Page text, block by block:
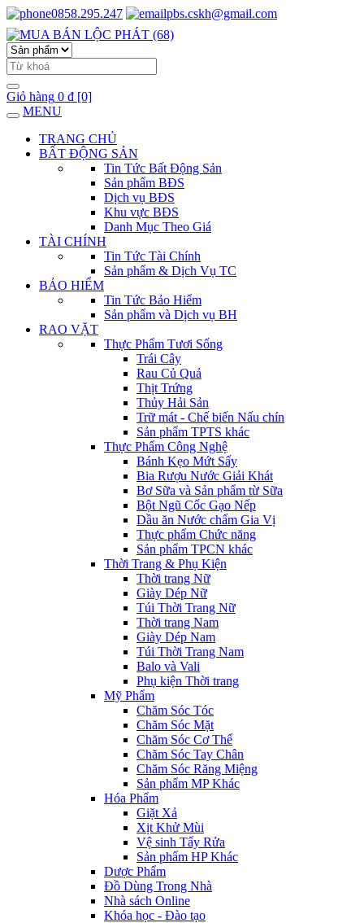
0858.295.247 pbs.cskh@gmail.com
Giỏ hàng 0 đ [0]
MENU
TRANG CHỦ
BẤT ĐỘNG SẢN
Tin Tức Bất Động Sản
Sản phẩm BĐS
Dịch vụ BĐS
Khu vực BĐS
Danh Mục Theo Giá
TÀI CHÍNH
Tin Tức Tài Chính
Sản phẩm & Dịch Vụ TC
BẢO HIỂM
Tin Tức Bảo Hiểm
Sản phẩm và Dịch vụ BH
RAO VẶT
Thực Phẩm Tươi Sống
Trái Cây
Rau Củ Quả
Thịt Trứng
Thủy Hải Sản
Trữ mát - Chế biến Nấu chín
Sản phẩm TPTS khác
Thực Phẩm Công Nghệ
Bánh Kẹo Mứt Sấy
Bia Rượu Nước Giải Khát
Bơ Sữa và Sản phẩm từ Sữa
Bột Ngũ Cốc Gạo Nếp
Dầu ăn Nước chấm Gia Vị
Thực phẩm Chức năng
Sản phẩm TPCN khác
Thời Trang & Phụ Kiện
Thời trang Nữ
Giày Dép Nữ
Túi Thời Trang Nữ
Thời trang Nam
Giày Dép Nam
Túi Thời Trang Nam
Balo và Vali
Phụ kiện Thời trang
Mỹ Phẩm
Chăm Sóc Tóc
Chăm Sóc Mặt
Chăm Sóc Cơ Thể
Chăm Sóc Tay Chân
Chăm Sóc Răng Miệng
Sản phẩm MP Khác
Hóa Phẩm
Giặt Xả
Xịt Khử Mùi
Vệ sinh Tẩy Rửa
Sản phẩm HP Khác
Dược Phẩm
Đồ Dùng Trong Nhà
Nhà sách Online
Khóa học - Đào tạo